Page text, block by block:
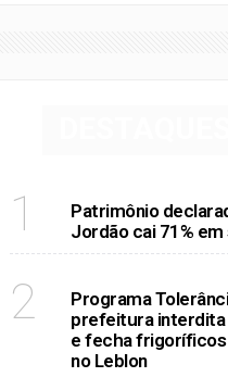
1
Patrimônio
Jordão cai 71% em
2
Programa
prefeitura
e fecha frigoríficos
no Leblon